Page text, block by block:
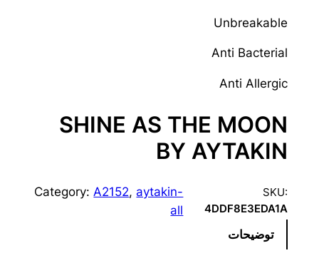
Unbreakable
Anti Bacterial
Anti Allergic
SHINE AS THE MOON
BY AYTAKIN
SKU:
4DDF8E3EDA1A
Category: A2152, aytakin-
all
توضیحات